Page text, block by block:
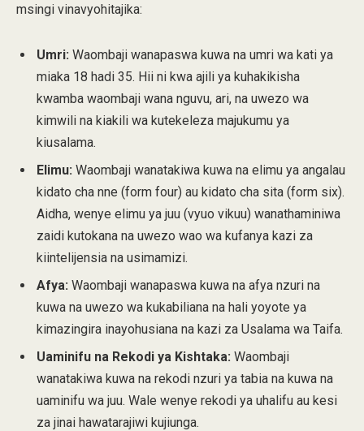
msingi vinavyohitajika:
Umri: Waombaji wanapaswa kuwa na umri wa kati ya
miaka 18 hadi 35. Hii ni kwa ajili ya kuhakikisha
kwamba waombaji wana nguvu, ari, na uwezo wa
kimwili na kiakili wa kutekeleza majukumu ya
kiusalama.
Elimu: Waombaji wanatakiwa kuwa na elimu ya angalau
kidato cha nne (form four) au kidato cha sita (form six).
Aidha, wenye elimu ya juu (vyuo vikuu) wanathaminiwa
zaidi kutokana na uwezo wao wa kufanya kazi za
kiintelijensia na usimamizi.
Afya: Waombaji wanapaswa kuwa na afya nzuri na
kuwa na uwezo wa kukabiliana na hali yoyote ya
kimazingira inayohusiana na kazi za Usalama wa Taifa.
Uaminifu na Rekodi ya Kishtaka: Waombaji
wanatakiwa kuwa na rekodi nzuri ya tabia na kuwa na
uaminifu wa juu. Wale wenye rekodi ya uhalifu au kesi
za jinai hawatarajiwi kujiunga.